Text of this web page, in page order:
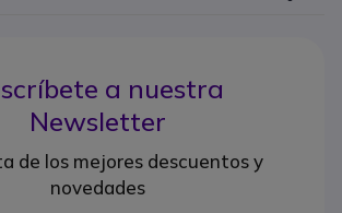
a nuestra
Newsletter
de los mejores descuentos y
novedades